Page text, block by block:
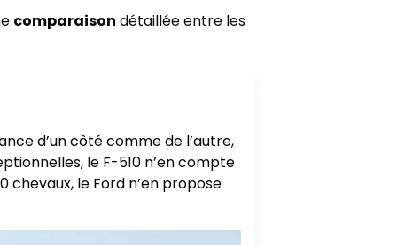
comparaison détaillée entre les
d’un côté comme de l’autre,
le F-510 n’en compte
chevaux, le Ford n’en propose